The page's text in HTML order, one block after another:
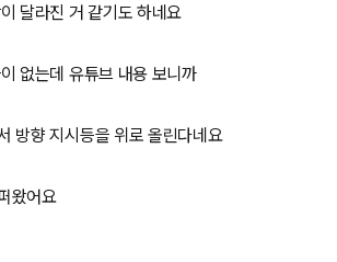
달라진 거 같기도 하네요
없는데 유튜브 내용 보니까
방향 지시등을 위로 올린다네요
왔어요